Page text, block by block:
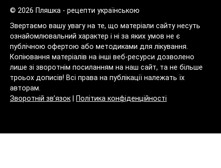
© 2026 Пляшка - рецепти українською
Звертаємо вашу увагу на те, що матеріали сайту несуть
ознайомлювальний характер і ні за яких умов не є
публічною офертою або методиками для лікування.
Копіювання матеріалів на інші веб-ресурси дозволено
лише зі зворотнім посиланням на наш сайт, та не більше
троьох дописів! Всі права на публікації належать їх
авторам.
Зворотній зв’язок
Політика конфіденційності